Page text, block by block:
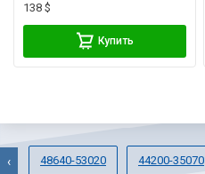
138 $
Купить
48640-53020 44200-35070
‹